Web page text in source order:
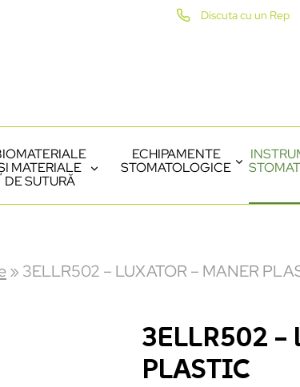
Discuta cu un Rep
MATERIALE
DE SUTURĂ
ECHIPAMENTE
STOMATOLOGICE
» 3ELLR502 – LUXATOR – MANER
3ELLR502 –
PLASTIC